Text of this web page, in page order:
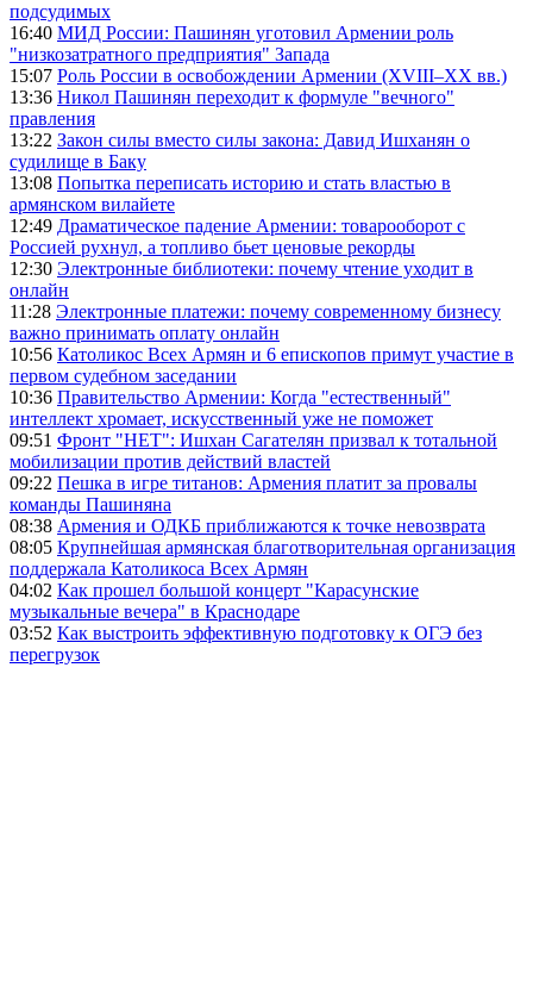
подсудимых
16:40 МИД России: Пашинян уготовил Армении роль
"низкозатратного предприятия" Запада
15:07 Роль России в освобождении Армении (XVIII–XX вв.)
13:36 Никол Пашинян переходит к формуле "вечного"
правления
13:22 Закон силы вместо силы закона: Давид Ишханян о
судилище в Баку
13:08 Попытка переписать историю и стать властью в
армянском вилайете
12:49 Драматическое падение Армении: товарооборот с
Россией рухнул, а топливо бьет ценовые рекорды
12:30 Электронные библиотеки: почему чтение уходит в
онлайн
11:28 Электронные платежи: почему современному бизнесу
важно принимать оплату онлайн
10:56 Католикос Всех Армян и 6 епископов примут участие в
первом судебном заседании
10:36 Правительство Армении: Когда "естественный"
интеллект хромает, искусственный уже не поможет
09:51 Фронт "НЕТ": Ишхан Сагателян призвал к тотальной
мобилизации против действий властей
09:22 Пешка в игре титанов: Армения платит за провалы
команды Пашиняна
08:38 Армения и ОДКБ приближаются к точке невозврата
08:05 Крупнейшая армянская благотворительная организация
поддержала Католикоса Всех Армян
04:02 Как прошел большой концерт "Карасунские
музыкальные вечера" в Краснодаре
03:52 Как выстроить эффективную подготовку к ОГЭ без
перегрузок